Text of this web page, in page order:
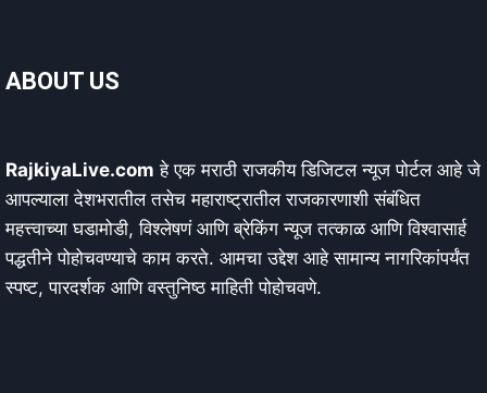
ABOUT US
RajkiyaLive.com हे एक मराठी राजकीय डिजिटल न्यूज पोर्टल आहे जे
आपल्याला देशभरातील तसेच महाराष्ट्रातील राजकारणाशी संबंधित
महत्त्वाच्या घडामोडी, विश्लेषणं आणि ब्रेकिंग न्यूज तत्काळ आणि विश्वासार्ह
पद्धतीने पोहोचवण्याचे काम करते. आमचा उद्देश आहे सामान्य नागरिकांपर्यंत
स्पष्ट, पारदर्शक आणि वस्तुनिष्ठ माहिती पोहोचवणे.